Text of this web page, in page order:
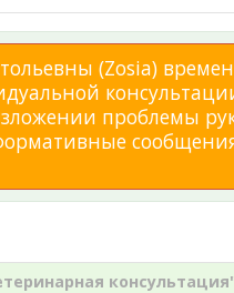
(Zosia)
проблемы